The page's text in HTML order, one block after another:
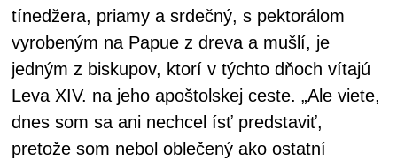
tínedžera, priamy a srdečný, s pektorálom
vyrobeným na Papue z dreva a mušlí, je
jedným z biskupov, ktorí v týchto dňoch vítajú
Leva XIV. na jeho apoštolskej ceste. „Ale viete,
dnes som sa ani nechcel ísť predstaviť,
pretože som nebol oblečený ako ostatní